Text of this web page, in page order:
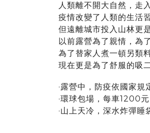
人類離不開大自然，走
疫情改變了人類的生活
但遠離城市投入山林更
以前露營為了親情，為
為了替家人煮一頓另類
現在更是為了舒服的吸
·露營中，防疫依國家規
·環球包場，每車1200元
·山上天冷，深水炸彈睡